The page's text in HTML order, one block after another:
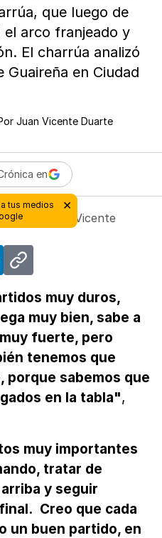
que luego de
arco franjeado y
El charrúa analizó
en Ciudad
Juan Vicente Duarte
en
tus medios
×
| Por
Juan Vicente
Copy link
muy duros,
muy bien, sabe a
fuerte, pero
tenemos que
porque sabemos que
en la tabla",
muy importantes
tratar de
y seguir
Creo que cada
un buen partido, en